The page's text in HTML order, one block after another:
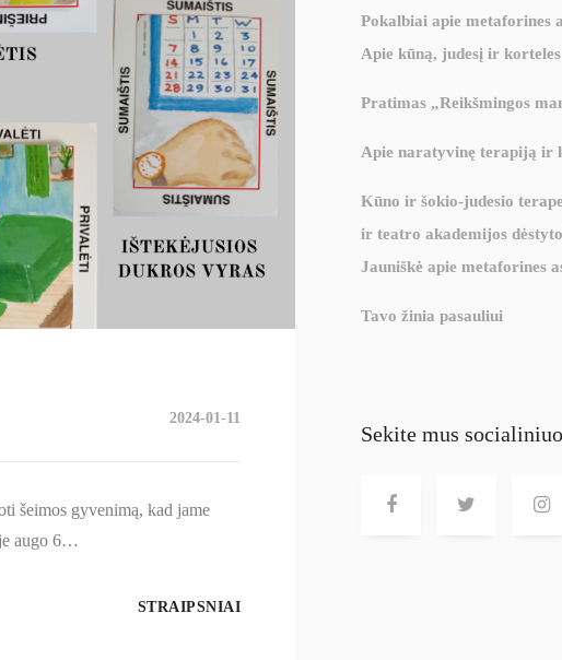
2024-01-11
šeimos gyvenimą, kad jame
augo 6…
STRAIPSNIAI
Pokalbiai apie metaforines
Apie kūną, judesį ir korteles
Pratimas „Reikšmingos
Apie naratyvinę terapiją ir
Kūno ir šokio-judesio
ir teatro akademijos
Jauniškė apie metaforines
Tavo žinia pasauliui
Sekite mus